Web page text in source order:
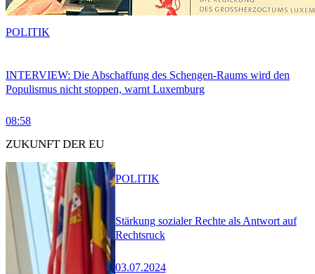
INTERVIEW: Die Abschaffung des Schengen-Raums wird den
Populismus nicht stoppen, warnt Luxemburg
08:58
POLITIK
ZUKUNFT DER EU
Stärkung sozialer Rechte als Antwort auf
Rechtsruck
03.07.2024
POLITIK